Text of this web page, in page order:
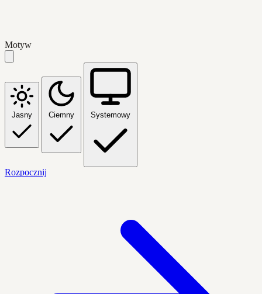
Motyw
Jasny Ciemny Systemowy
Rozpocznij